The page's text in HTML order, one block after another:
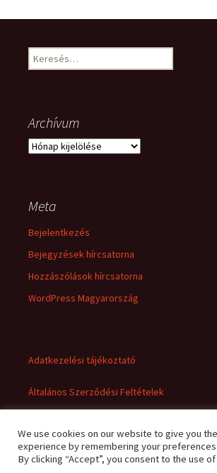
Keresés:
Archívum
Archívum
Meta
Bejelentkezés
Bejegyzések hírcsatorna
Hozzászólások hírcsatorna
WordPress Magyarország
Adatkezelési tájékoztató
Általános Szerződési Feltételek
We use cookies on our website to give you
experience by remembering your
By clicking “Accept”, you consent to the use